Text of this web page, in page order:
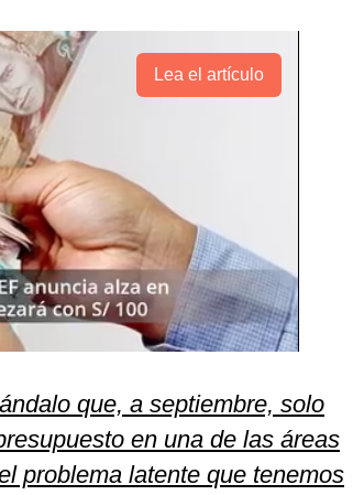
Lea el artículo
que, a septiembre, solo
en una de las áreas
problema latente que tenemos